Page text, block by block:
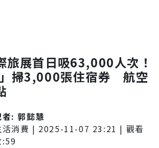
旅展首日吸63,000人次！
」掃3,000張住宿券 航空
者:郭懿慧
活消費 | 2025-11-07 23:21 | 觀看
59